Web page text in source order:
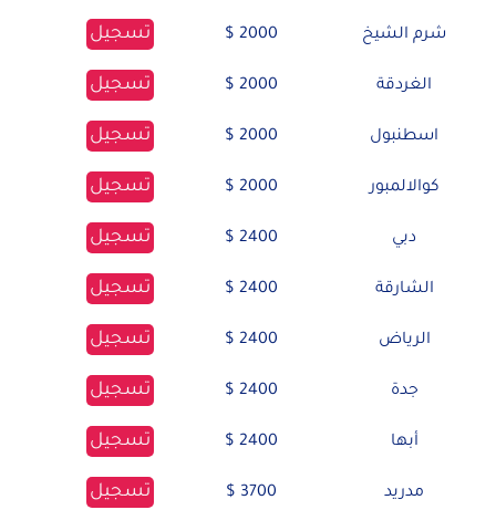
شرم الشيخ 2000 $ تسجيل
الغردقة 2000 $ تسجيل
اسطنبول 2000 $ تسجيل
كوالالمبور 2000 $ تسجيل
دبي 2400 $ تسجيل
الشارقة 2400 $ تسجيل
الرياض 2400 $ تسجيل
جدة 2400 $ تسجيل
أبها 2400 $ تسجيل
مدريد 3700 $ تسجيل